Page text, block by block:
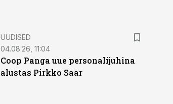
UUDISED
04.08.26, 11:04
Coop Panga uue personalijuhina
alustas Pirkko Saar